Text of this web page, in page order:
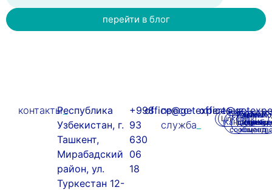
перейти в блог
контактыРеспублика
Узбекистан, г.
Ташкент,
Мирабадский
район, ул.
Туркестан 12-
+998
93
630
06
18
office@getexperts.uz
пресс-
служба
LinkedIn
Telegram
Кандидаты
Telegram
HR-
VK - о
развитии
команд
MAX - о
карьере
MAX